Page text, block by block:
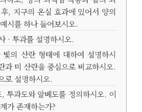
, 지구의 온실 효과에 있어서 양의
시를 하나 들어보시오.
· 투과를 설명하시오.
의 산란 형태에 대하여 설명하시
과 미 산란을 중심으로 비교하시오.
로 설명하시오.
투과도와 알베도를 정의하시오. 이
가 존재하는가?